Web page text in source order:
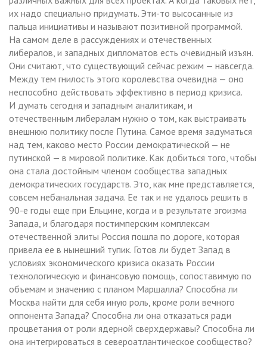
их надо специально придумать. Эти-то высосанные из
пальца инициативы и называют позитивной программой.
На самом деле в рассуждениях и отечественных
либералов, и западных дипломатов есть очевидный изъян.
Они считают, что существующий сейчас режим — навсегда.
Между тем гнилость этого королевства очевидна — оно
неспособно действовать эффективно в период кризиса.
И думать сегодня и западным аналитикам, и
отечественным либералам нужно о том, как выстраивать
внешнюю политику после Путина. Самое время задуматься
над тем, каково место России демократической — не
путинской — в мировой политике. Как добиться того, чтобы
она стала достойным членом сообщества западных
демократических государств. Это, как мне представляется,
совсем небанальная задача. Ее так и не удалось решить в
90-е годы еще при Ельцине, когда и в результате эгоизма
Запада, и благодаря постимперским комплексам
отечественной элиты Россия пошла по дороге, которая
привела ее в нынешний тупик. Готов ли будет Запад в
условиях экономического кризиса оказать России
технологическую и финансовую помощь, сопоставимую по
объемам и значению с планом Маршалла? Способна ли
Москва найти для себя иную роль, кроме роли вечного
оппонента Запада? Способна ли она отказаться ради
процветания от роли ядерной сверхдержавы? Способна ли
она интегрироваться в североатлантическое сообщество?